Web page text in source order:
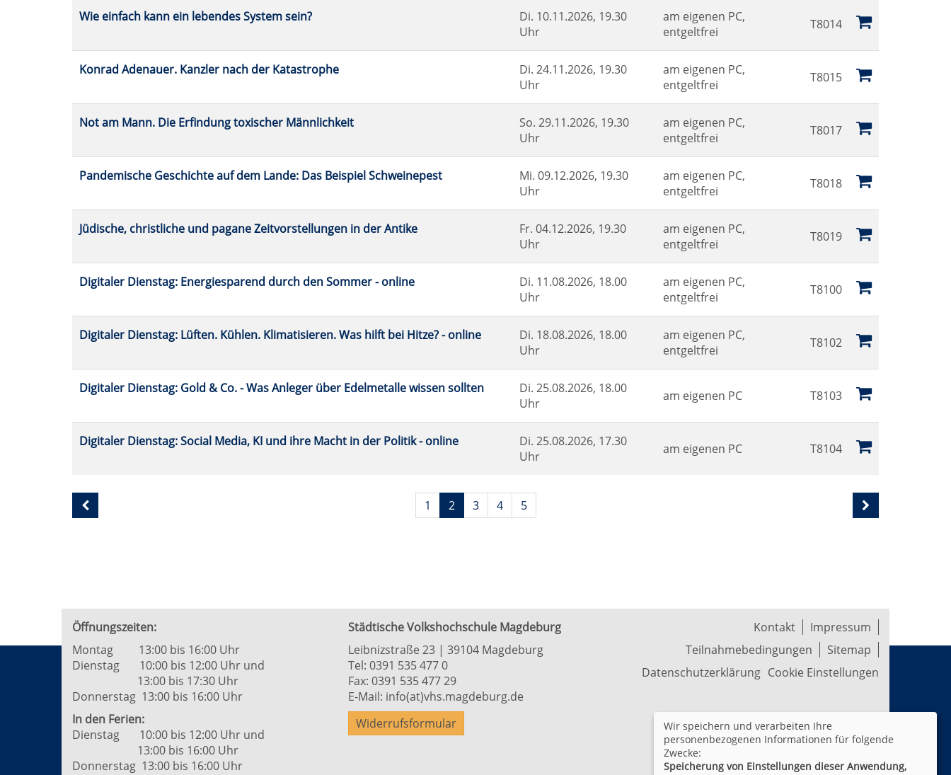
Wie einfach kann ein lebendes System sein? Di. 10.11.2026, 19.30
Uhr
am eigenen PC,
entgeltfrei
T8014
Konrad Adenauer. Kanzler nach der Katastrophe Di. 24.11.2026, 19.30
Uhr
am eigenen PC,
entgeltfrei
T8015
Not am Mann. Die Erfindung toxischer Männlichkeit So. 29.11.2026, 19.30
Uhr
am eigenen PC,
entgeltfrei
T8017
Pandemische Geschichte auf dem Lande: Das Beispiel Schweinepest Mi. 09.12.2026, 19.30
Uhr
am eigenen PC,
entgeltfrei
T8018
Jüdische, christliche und pagane Zeitvorstellungen in der Antike Fr. 04.12.2026, 19.30
Uhr
am eigenen PC,
entgeltfrei
T8019
Digitaler Dienstag: Energiesparend durch den Sommer - online Di. 11.08.2026, 18.00
Uhr
am eigenen PC,
entgeltfrei
T8100
Digitaler Dienstag: Lüften. Kühlen. Klimatisieren. Was hilft bei Hitze? - online Di. 18.08.2026, 18.00
Uhr
am eigenen PC,
entgeltfrei
T8102
Digitaler Dienstag: Gold & Co. - Was Anleger über Edelmetalle wissen sollten Di. 25.08.2026, 18.00
Uhr
am eigenen PC T8103
Digitaler Dienstag: Social Media, KI und ihre Macht in der Politik - online Di. 25.08.2026, 17.30
Uhr
am eigenen PC T8104
Seite
2
Seiten
blättern
1 2 3 4 5
Öffnungszeiten:
Montag 13:00 bis 16:00 Uhr
Dienstag 10:00 bis 12:00 Uhr und
13:00 bis 17:30 Uhr
Donnerstag 13:00 bis 16:00 Uhr
In den Ferien:
Dienstag 10:00 bis 12:00 Uhr und
13:00 bis 16:00 Uhr
Donnerstag 13:00 bis 16:00 Uhr
Städtische Volkshochschule Magdeburg
Leibnizstraße 23 | 39104 Magdeburg
Tel: 0391 535 477 0
Fax: 0391 535 477 29
E-Mail: info(at)vhs.magdeburg.de
Widerrufsformular
Kontakt
Impressum
Teilnahmebedingungen
Sitemap
Datenschutzerklärung Cookie Einstellungen
Wir speichern und verarbeiten Ihre
personenbezogenen Informationen für folgende
Zwecke:
Speicherung von Einstellungen dieser Anwendung,